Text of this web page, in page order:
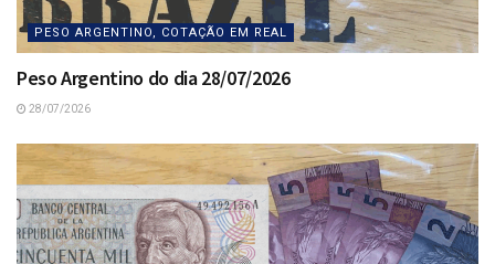
PESO ARGENTINO, COTAÇÃO EM REAL
Peso Argentino do dia 28/07/2026
28/07/2026